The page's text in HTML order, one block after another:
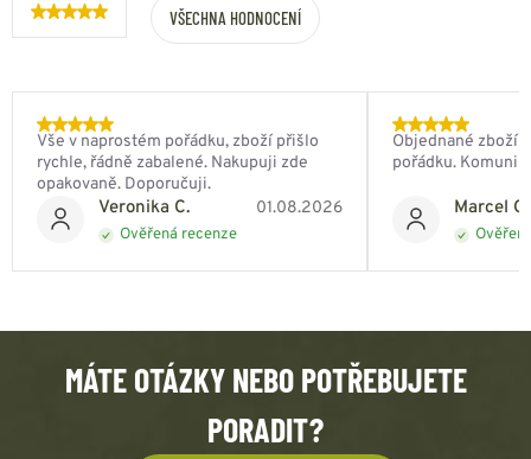
VŠECHNA HODNOCENÍ
Veronika C. 01.08.2026
Ověřená recenze
Vše v naprostém pořádku, zboží přišlo
rychle, řádně zabalené. Nakupuji zde
opakovaně. Doporučuji.
Marcel
Objednané zboží
pořádku.
MÁTE OTÁZKY NEBO POTŘEBUJETE
PORADIT?